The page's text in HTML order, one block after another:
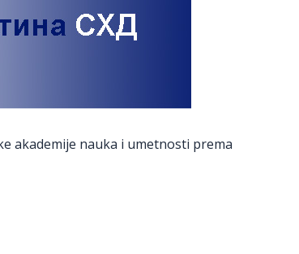
akademije nauka i umetnosti prema